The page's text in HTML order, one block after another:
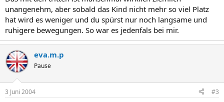
unangenehm, aber sobald das Kind nicht mehr so viel Platz
hat wird es weniger und du spürst nur noch langsame und
ruhigere bewegungen. So war es jedenfals bei mir.
eva.m.p
Pause
3 Juni 2004 #3